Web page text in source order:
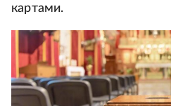
картами.